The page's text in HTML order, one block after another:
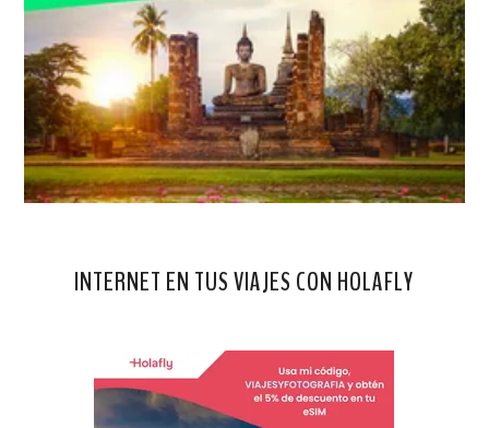
INTERNET EN TUS VIAJES CON HOLAFLY